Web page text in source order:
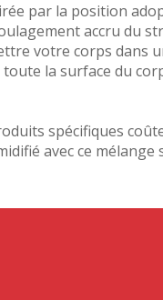
par la position
accru du
votre corps dans
la surface du
spécifiques
avec ce